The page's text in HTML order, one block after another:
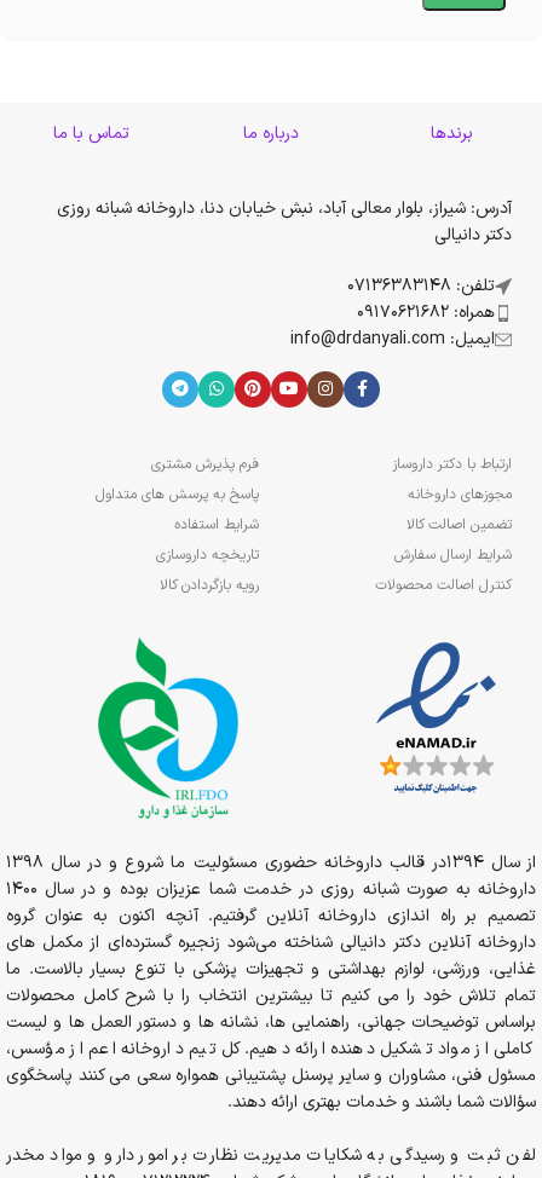
برندها درباره ما تماس با ما
آدرس: شیراز، بلوار معالی آباد، نبش خیابان دنا، داروخانه شبانه روزی
دکتر دانیالی
تلفن: 07136383148
همراه: 09170621682
ایمیل: info@drdanyali.com
ارتباط با دکتر داروساز
مجوزهای داروخانه
تضمین اصالت کالا
شرایط ارسال سفارش
کنترل اصالت محصولات
فرم پذیرش مشتری
پاسخ به پرسش های متداول
شرایط استفاده
تاریخچه داروسازی
رویه بازگردادن کالا
از سال 1394در قالب داروخانه حضوری مسئولیت ما شروع و در سال 1398
داروخانه به صورت شبانه روزی در خدمت شما عزیزان بوده و در سال 1400
تصمیم بر راه اندازی داروخانه آنلاین گرفتیم. آنچه اکنون به عنوان گروه
داروخانه آنلاین دکتر دانیالی شناخته می‌شود زنجیره گسترده‌ای از مکمل های
غذایی، ورزشی، لوازم بهداشتی و تجهیزات پزشکی با تنوع بسیار بالاست. ما
تمام تلاش خود را می کنیم تا بیشترین انتخاب را با شرح کامل محصولات
براساس توضیحات جهانی، راهنمایی ها، نشانه ها و دستور العمل ها و لیست
کاملی از مواد تشکیل دهنده ارائه دهیم. کل تیم داروخانه اعم از مؤسس،
مسئول فنی، مشاوران و سایر پرسنل پشتیبانی همواره سعی می کنند پاسخگوی
سؤالات شما باشند و خدمات بهتری ارائه دهند.
لفن ثبت و رسیدگی به شکایات مدیریت نظارت بر امور دارو و مواد مخدر